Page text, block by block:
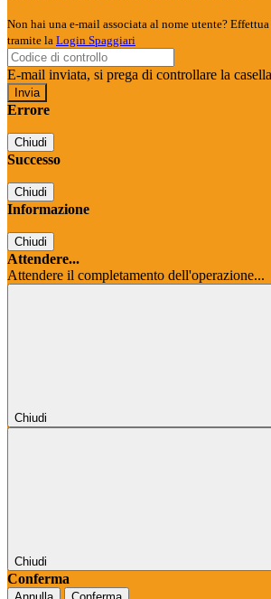
Non hai una e-mail associata al nome utente?
tramite la Login Spaggiari
E-mail inviata, si prega di controllare la
Errore
Chiudi
Successo
Chiudi
Informazione
Chiudi
Attendere...
Attendere il completamento dell'operazione...
Chiudi
Chiudi
Conferma